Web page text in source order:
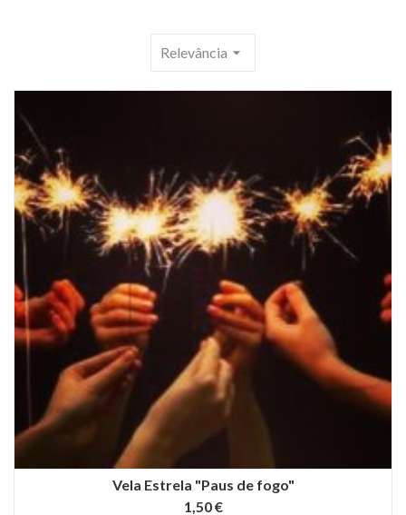
Relevância arrow_drop_down
Vela Estrela "Paus de fogo"
1,50 €